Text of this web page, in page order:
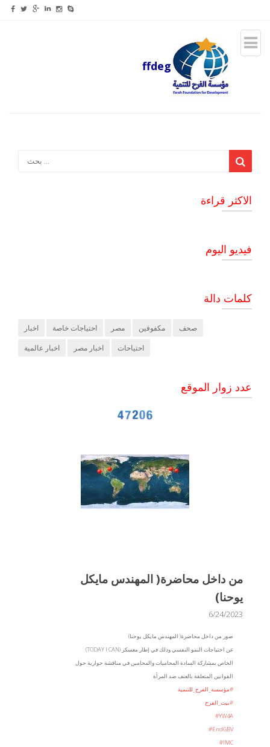
ffdeg
الاكثر قراءة
فيديو اليوم
كلمات دالة
اخبار احتياجات خاصة مصر مكفوفين
صحف
اخبار عالمية
اخبار مصر احتياحات
عدد زوار الموقع
من داخل محاضرة( المهندس مايكل
يوحنا)
6/24/2023
صور من داخل محاضرة( المهندس مايكل يوحنا)
عن احتياجات النمو النفسي وذلك في إطار معسكر (TODAY I CAN)
الخاص بمشاركة السادة المحاميات والمحامين في مناقشة حوارية حول
القوانين المتعلقة بالعنف ضد المرأة
#مؤسسة_الفرح_للتنمية
#بيت_الفرح
#YW4A
#EndGBV
#IMC